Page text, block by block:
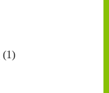
(1)